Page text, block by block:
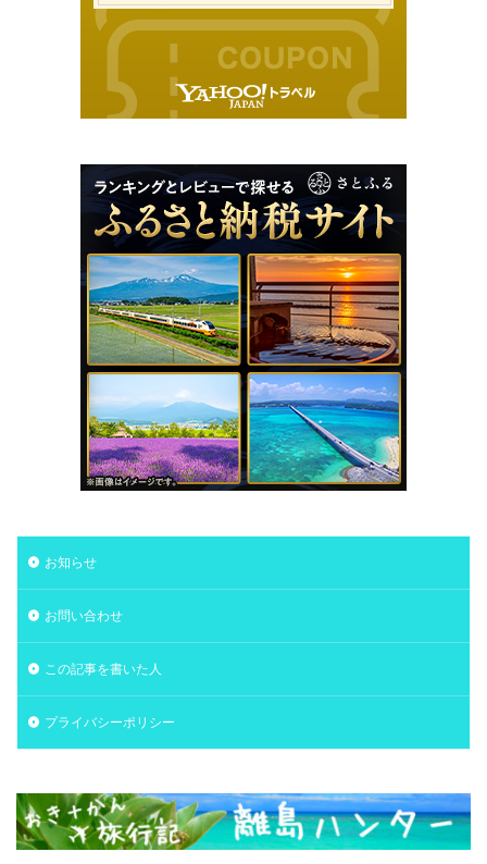
お知らせ
お問い合わせ
この記事を書いた人
プライバシーポリシー